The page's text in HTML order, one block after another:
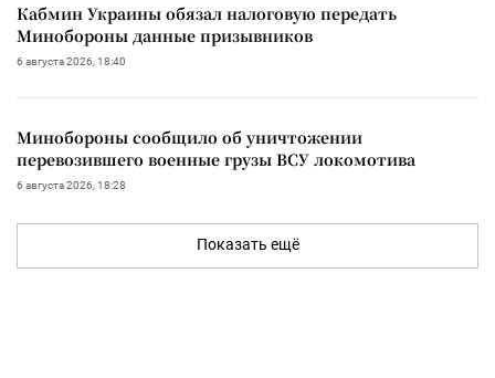
Кабмин Украины обязал налоговую передать
Минобороны данные призывников
6 августа 2026, 18:40
Минобороны сообщило об уничтожении
перевозившего военные грузы ВСУ локомотива
6 августа 2026, 18:28
Показать ещё